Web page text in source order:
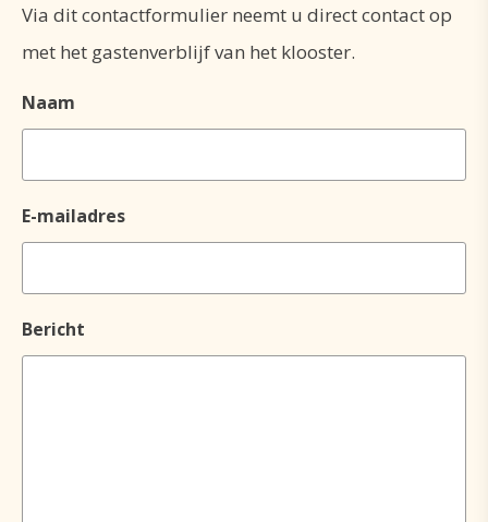
Via dit contactformulier neemt u direct contact op
met het gastenverblijf van het klooster.
Naam
E-mailadres
Bericht